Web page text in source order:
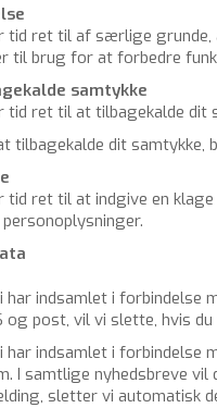
tid ret til af sær­li­ge grun­de,
til brug for at for­bed­re
samtyk­ke
tid ret til at til­ba­ge­kal­de dit
til­ba­ge­kal­de dit samtyk­ke,
tid ret til at ind­gi­ve en
har ind­sam­let i for­bin­del­se
og post, vil vi slet­te, hvis
har ind­sam­let i for­bin­del­se
I samt­li­ge nyheds­bre­ve
slet­ter vi au­to­ma­tisk